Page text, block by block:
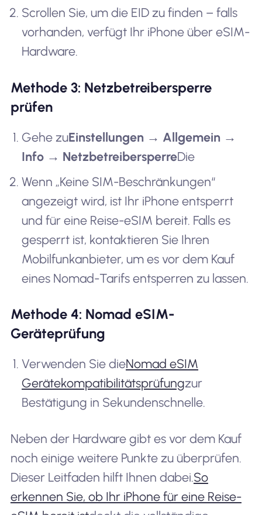
Scrollen Sie, um die EID zu finden – falls
vorhanden, verfügt Ihr iPhone über eSIM-
Hardware.
Methode 3: Netzbetreibersperre
prüfen
Gehe zuEinstellungen → Allgemein →
Info → NetzbetreibersperreDie
Wenn „Keine SIM-Beschränkungen“
angezeigt wird, ist Ihr iPhone entsperrt
und für eine Reise-eSIM bereit. Falls es
gesperrt ist, kontaktieren Sie Ihren
Mobilfunkanbieter, um es vor dem Kauf
eines Nomad-Tarifs entsperren zu lassen.
Methode 4: Nomad eSIM-
Geräteprüfung
Verwenden Sie dieNomad eSIM
Gerätekompatibilitätsprüfungzur
Bestätigung in Sekundenschnelle.
Neben der Hardware gibt es vor dem Kauf
noch einige weitere Punkte zu überprüfen.
Dieser Leitfaden hilft Ihnen dabei.So
erkennen Sie, ob Ihr iPhone für eine Reise-